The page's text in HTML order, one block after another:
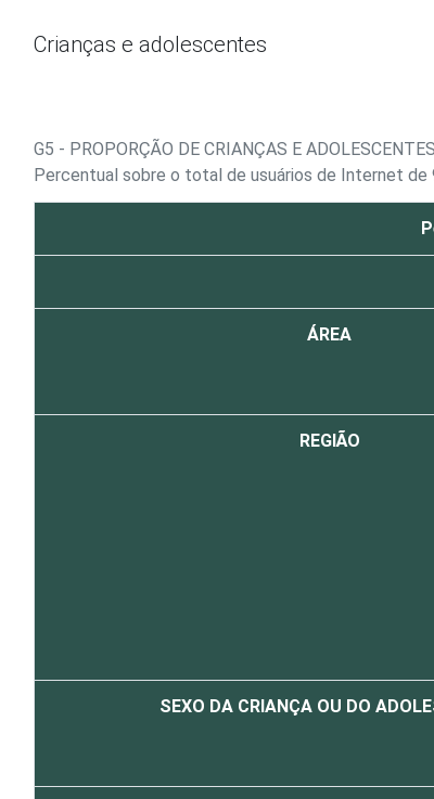
Crianças e adolescentes
G5 - PROPORÇÃO DE CRIANÇAS E
Percentual sobre o total de usuários de Internet de
ÁREA
REGIÃO
SEXO DA CRIANÇA OU DO